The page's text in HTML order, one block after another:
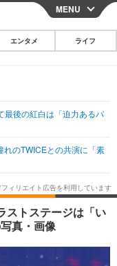
CLOSE
その他
韓国・芸能
スポーツ
グルメ
ショッピング
MENU
エンタメ ライフ
最後の紅白は「迫力あるパ
れのTWICEとの共演に「素
ストステージは「い
真・画像